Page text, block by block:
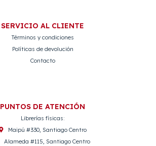
SERVICIO AL CLIENTE
Términos y condiciones
Políticas de devolución
Contacto
PUNTOS DE ATENCIÓN
Librerías físicas:
Maipú #330, Santiago Centro
Alameda #115, Santiago Centro